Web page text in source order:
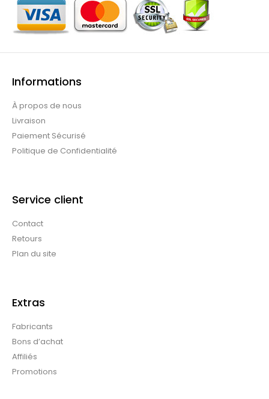
Informations
À propos de nous
Livraison
Paiement Sécurisé
Politique de Confidentialité
Service client
Contact
Retours
Plan du site
Extras
Fabricants
Bons d’achat
Affiliés
Promotions